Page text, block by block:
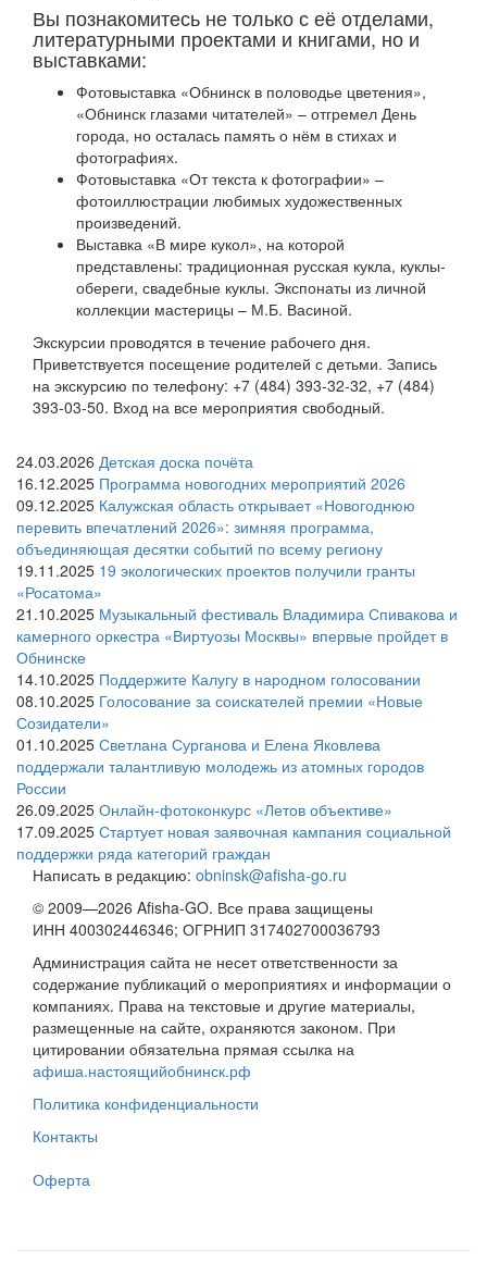
Вы познакомитесь не только с её отделами,
литературными проектами и книгами, но и
выставками:
Фотовыставка «Обнинск в половодье цветения»,
«Обнинск глазами читателей» – отгремел День
города, но осталась память о нём в стихах и
фотографиях.
Фотовыставка «От текста к фотографии» –
фотоиллюстрации любимых художественных
произведений.
Выставка «В мире кукол», на которой
представлены: традиционная русская кукла, куклы-
обереги, свадебные куклы. Экспонаты из личной
коллекции мастерицы – М.Б. Васиной.
Экскурсии проводятся в течение рабочего дня.
Приветствуется посещение родителей с детьми. Запись
на экскурсию по телефону: +7 (484) 393-32-32, +7 (484)
393-03-50. Вход на все мероприятия свободный.
24.03.2026 Детская доска почёта
16.12.2025 Программа новогодних мероприятий 2026
09.12.2025 Калужская область открывает «Новогоднюю
перевить впечатлений 2026»: зимняя программа,
объединяющая десятки событий по всему региону
19.11.2025 19 экологических проектов получили гранты
«Росатома»
21.10.2025 Музыкальный фестиваль Владимира Спивакова и
камерного оркестра «Виртуозы Москвы» впервые пройдет в
Обнинске
14.10.2025 Поддержите Калугу в народном голосовании
08.10.2025 Голосование за соискателей премии «Новые
Созидатели»
01.10.2025 Светлана Сурганова и Елена Яковлева
поддержали талантливую молодежь из атомных городов
России
26.09.2025 Онлайн-фотоконкурс «Летов объективе»
17.09.2025 Стартует новая заявочная кампания социальной
поддержки ряда категорий граждан
Написать в редакцию: obninsk@afisha-go.ru
© 2009—2026 Afisha-GO. Все права защищены
ИНН 400302446346; ОГРНИП 317402700036793
Администрация сайта не несет ответственности за
содержание публикаций о мероприятиях и информации о
компаниях. Права на текстовые и другие материалы,
размещенные на сайте, охраняются законом. При
цитировании обязательна прямая ссылка на
афиша.настоящийобнинск.рф
Политика конфиденциальности
Контакты
Оферта